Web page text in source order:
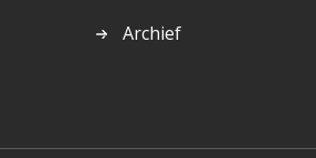
Archief